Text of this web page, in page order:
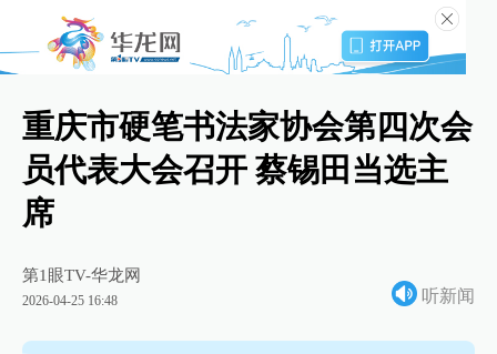
重庆市硬笔书法家协会第四次会
员代表大会召开 蔡锡田当选主
席
第1眼TV-华龙网
2026-04-25 16:48 听新闻